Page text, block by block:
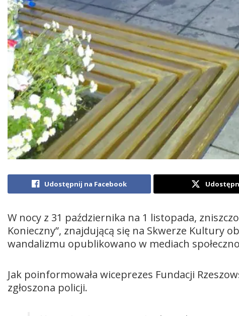
Udostępnij na Facebook
W nocy z 31 października na 1 listopada,
Konieczny”, znajdującą się na Skwerze Kultury
wandalizmu opublikowano w mediach
Jak poinformowała wiceprezes Fundacji
zgłoszona policji.